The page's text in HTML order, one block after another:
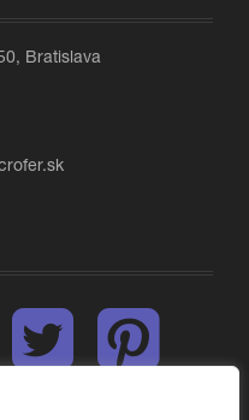
Bratislava
T
i
P
n